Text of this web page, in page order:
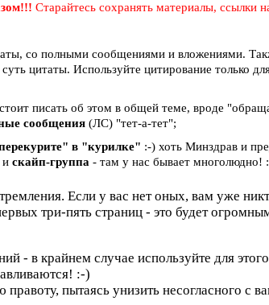
Старайтесь сохранять материалы, ссылки
со полными сообщениями и вложениями.
цитаты. Используйте цитирование только
писать об этом в общей теме, вроде
сообщения (ЛС) "тет-а-тет";
в "курилке" :-) хоть Минздрав и
и скайп-группа - там у нас бывает многолюдно!
Если у вас нет оных, вам уже
три-пять страниц - это будет
- в крайнем случае используйте для
:-)
пытаясь унизить несогласного с